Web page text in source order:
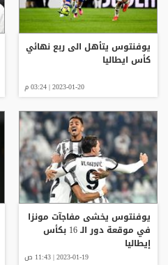
يوفنتوس يتأهل الى ربع نهائي
كأس ايطاليا
2023-01-20 | 03:24 م
يوفنتوس يخشى مفاجآت مونزا
في موقعة دور الـ 16 بكأس
إيطاليا
2023-01-19 | 11:43 ص